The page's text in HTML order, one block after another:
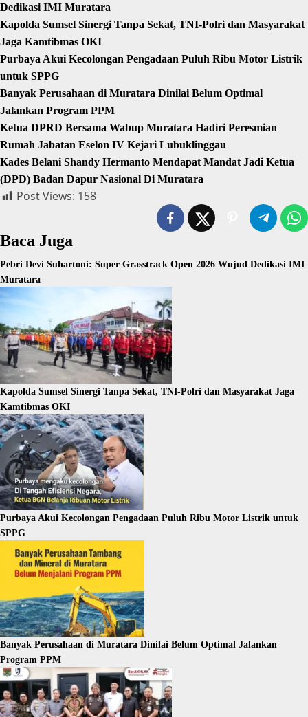
Dedikasi IMI Muratara
Kapolda Sumsel Sinergi Tanpa Sekat, TNI-Polri dan Masyarakat
Jaga Kamtibmas OKI
Purbaya Akui Kecolongan Pengadaan Puluh Ribu Motor Listrik
untuk SPPG
Banyak Perusahaan di Muratara Dinilai Belum Optimal
Jalankan Program PPM
Ketua DPRD Bersama Wabup Muratara Hadiri Peresmian
Rumah Jabatan Eselon IV Kejari Lubuklinggau
Kades Belani Shandy Hermanto Mendapat Mandat Jadi Ketua
(DPD) Badan Dapur Nasional Di Muratara
Post Views: 158
Baca Juga
Pebri Devi Suhartoni: Super Grasstrack Open 2026 Wujud Dedikasi IMI
Muratara
Kapolda Sumsel Sinergi Tanpa Sekat, TNI-Polri dan Masyarakat Jaga
Kamtibmas OKI
Purbaya Akui Kecolongan Pengadaan Puluh Ribu Motor Listrik untuk
SPPG
Banyak Perusahaan di Muratara Dinilai Belum Optimal Jalankan
Program PPM